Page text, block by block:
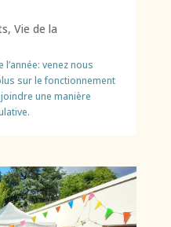
, Vie de la
venez nous
sur le fonctionnement
une manière